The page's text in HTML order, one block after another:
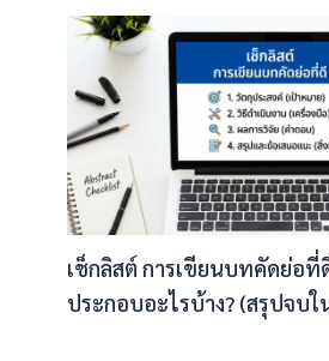
เช็กลิสต์ การเขียนบทคัดย่อที่
ประกอบอะไรบ้าง? (สรุปจบ